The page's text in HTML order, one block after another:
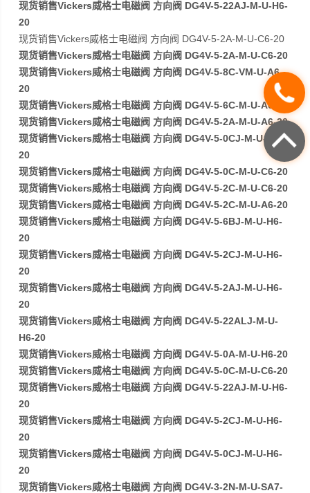
现货销售Vickers威格士电磁阀 方向阀 DG4V-5-22AJ-M-U-H6-
20
现货销售Vickers威格士电磁阀 方向阀 DG4V-5-2A-M-U-C6-20
现货销售Vickers威格士电磁阀 方向阀 DG4V-5-2A-M-U-C6-20
现货销售Vickers威格士电磁阀 方向阀 DG4V-5-8C-VM-U-A6-
20
现货销售Vickers威格士电磁阀 方向阀 DG4V-5-6C-M-U-A6-20
现货销售Vickers威格士电磁阀 方向阀 DG4V-5-2A-M-U-A6-20
现货销售Vickers威格士电磁阀 方向阀 DG4V-5-0CJ-M-U-H6-
20
现货销售Vickers威格士电磁阀 方向阀 DG4V-5-0C-M-U-C6-20
现货销售Vickers威格士电磁阀 方向阀 DG4V-5-2C-M-U-C6-20
现货销售Vickers威格士电磁阀 方向阀 DG4V-5-2C-M-U-A6-20
现货销售Vickers威格士电磁阀 方向阀 DG4V-5-6BJ-M-U-H6-
20
现货销售Vickers威格士电磁阀 方向阀 DG4V-5-2CJ-M-U-H6-
20
现货销售Vickers威格士电磁阀 方向阀 DG4V-5-2AJ-M-U-H6-
20
现货销售Vickers威格士电磁阀 方向阀 DG4V-5-22ALJ-M-U-
H6-20
现货销售Vickers威格士电磁阀 方向阀 DG4V-5-0A-M-U-H6-20
现货销售Vickers威格士电磁阀 方向阀 DG4V-5-0C-M-U-C6-20
现货销售Vickers威格士电磁阀 方向阀 DG4V-5-22AJ-M-U-H6-
20
现货销售Vickers威格士电磁阀 方向阀 DG4V-5-2CJ-M-U-H6-
20
现货销售Vickers威格士电磁阀 方向阀 DG4V-5-0CJ-M-U-H6-
20
现货销售Vickers威格士电磁阀 方向阀 DG4V-3-2N-M-U-SA7-